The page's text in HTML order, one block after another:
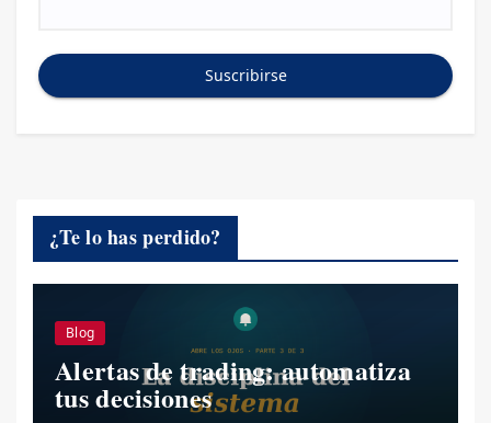
Suscribirse
¿Te lo has perdido?
Blog
Alertas de trading: automatiza
tus decisiones